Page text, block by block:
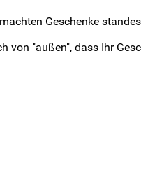
Geschenke
"außen", dass Ihr